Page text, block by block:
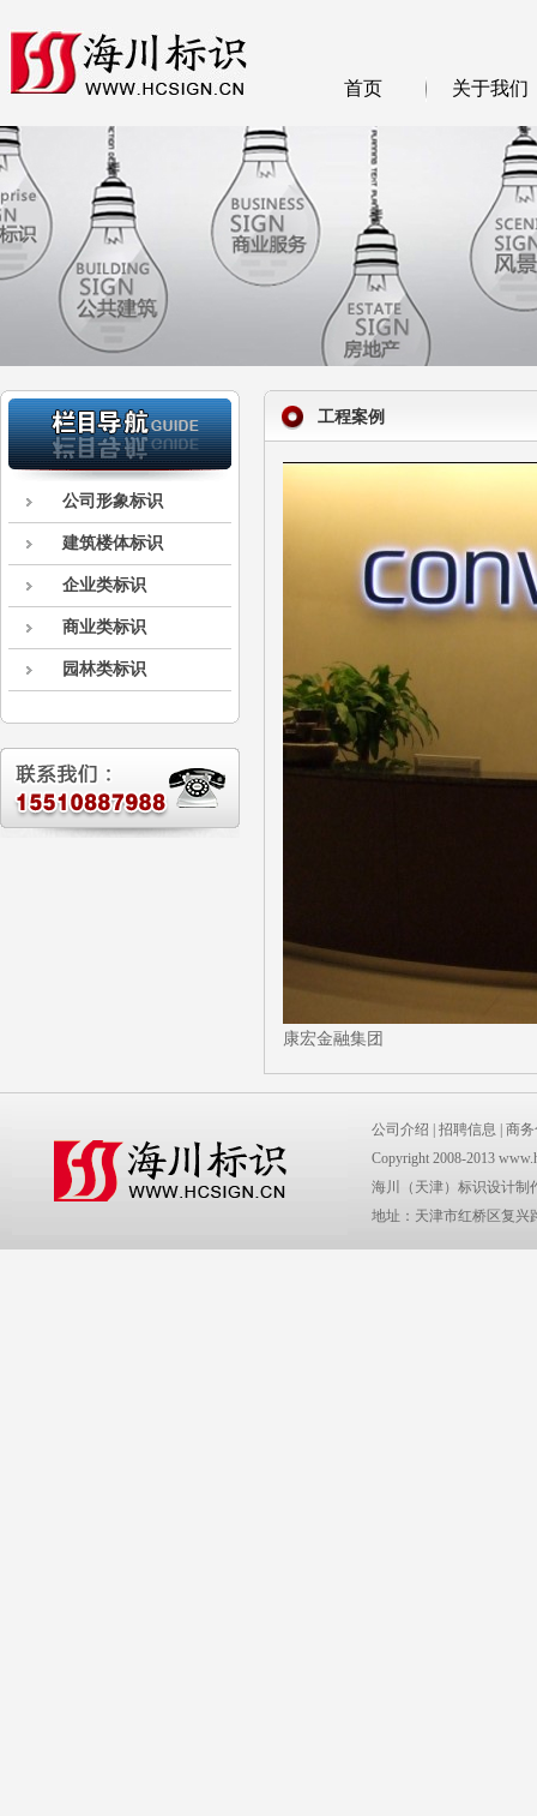
首页 关于我们
公司形象标识
建筑楼体标识
企业类标识
商业类标识
园林类标识
工程案例
康宏金融集团
公司介绍 招聘信息
商
Copyright 2008-2013
海川（天津）标识设计制
地址：天津市红桥区复兴